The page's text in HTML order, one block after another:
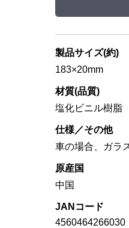
製品サイズ(約)
183×20mm
材質(品質)
塩化ビニル樹脂
仕様／その他
車の場合、ガラ
原産国
中国
JANコード
4560464266030